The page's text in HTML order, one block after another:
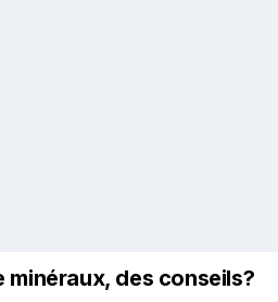
des conseils?